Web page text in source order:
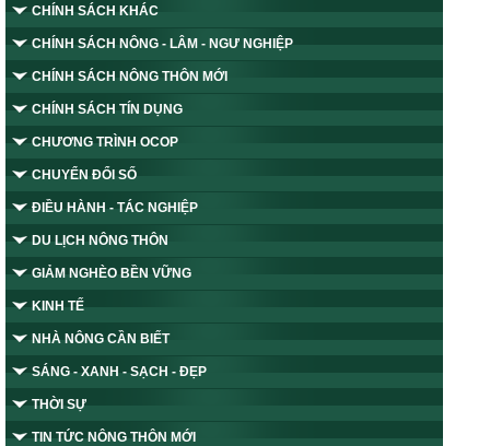
CHÍNH SÁCH KHÁC
CHÍNH SÁCH NÔNG - LÂM - NGƯ NGHIỆP
CHÍNH SÁCH NÔNG THÔN MỚI
CHÍNH SÁCH TÍN DỤNG
CHƯƠNG TRÌNH OCOP
CHUYỂN ĐỔI SỐ
ĐIỀU HÀNH - TÁC NGHIỆP
DU LỊCH NÔNG THÔN
GIẢM NGHÈO BỀN VỮNG
KINH TẾ
NHÀ NÔNG CẦN BIẾT
SÁNG - XANH - SẠCH - ĐẸP
THỜI SỰ
TIN TỨC NÔNG THÔN MỚI